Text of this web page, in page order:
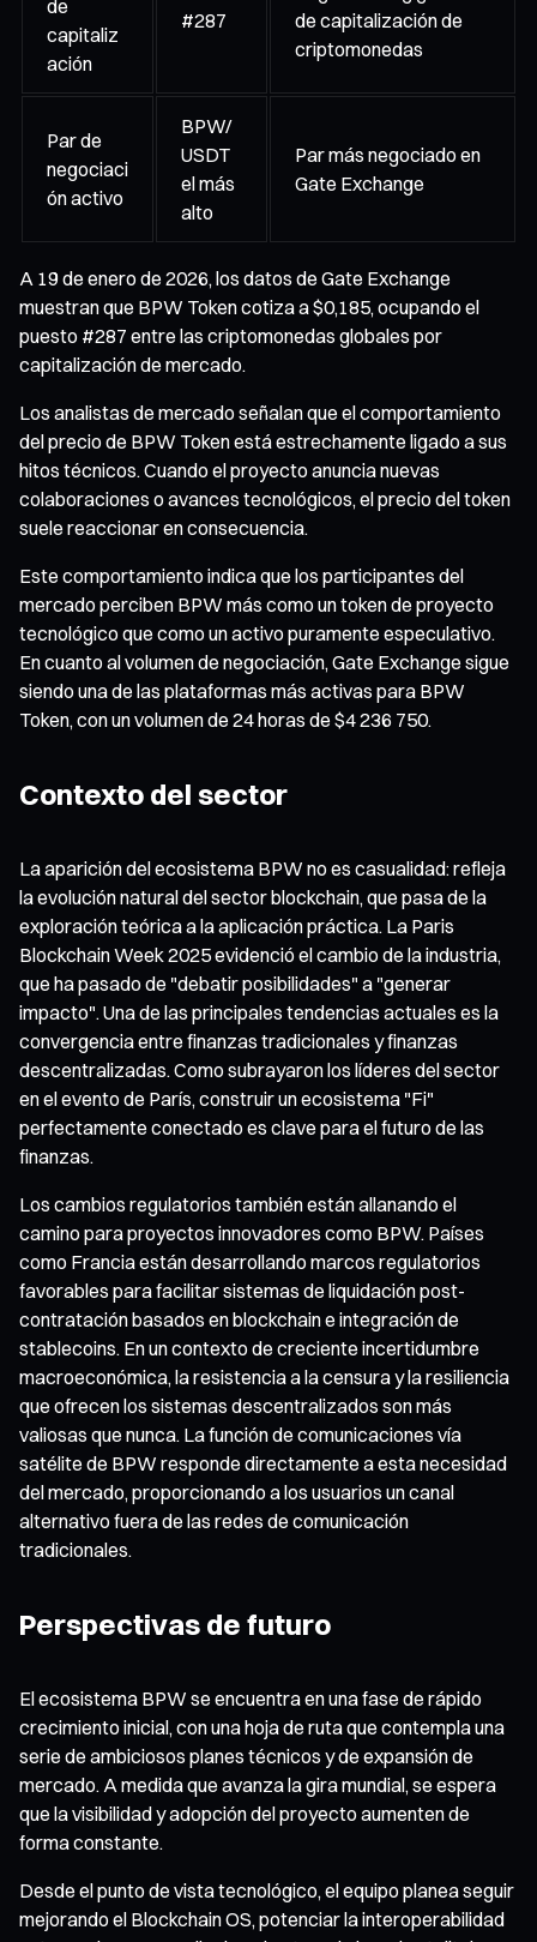
de
capitaliz
ación
#287
de capitalización de
criptomonedas
Par de
negociaci
ón activo
BPW/
USDT
el más
alto
Par más negociado en
Gate Exchange
A 19 de enero de 2026, los datos de Gate Exchange
muestran que BPW Token cotiza a $0,185, ocupando el
puesto #287 entre las criptomonedas globales por
capitalización de mercado.
Los analistas de mercado señalan que el comportamiento
del precio de BPW Token está estrechamente ligado a sus
hitos técnicos. Cuando el proyecto anuncia nuevas
colaboraciones o avances tecnológicos, el precio del token
suele reaccionar en consecuencia.
Este comportamiento indica que los participantes del
mercado perciben BPW más como un token de proyecto
tecnológico que como un activo puramente especulativo.
En cuanto al volumen de negociación, Gate Exchange sigue
siendo una de las plataformas más activas para BPW
Token, con un volumen de 24 horas de $4 236 750.
Contexto del sector
La aparición del ecosistema BPW no es casualidad: refleja
la evolución natural del sector blockchain, que pasa de la
exploración teórica a la aplicación práctica. La Paris
Blockchain Week 2025 evidenció el cambio de la industria,
que ha pasado de "debatir posibilidades" a "generar
impacto". Una de las principales tendencias actuales es la
convergencia entre finanzas tradicionales y finanzas
descentralizadas. Como subrayaron los líderes del sector
en el evento de París, construir un ecosistema "Fi"
perfectamente conectado es clave para el futuro de las
finanzas.
Los cambios regulatorios también están allanando el
camino para proyectos innovadores como BPW. Países
como Francia están desarrollando marcos regulatorios
favorables para facilitar sistemas de liquidación post-
contratación basados en blockchain e integración de
stablecoins. En un contexto de creciente incertidumbre
macroeconómica, la resistencia a la censura y la resiliencia
que ofrecen los sistemas descentralizados son más
valiosas que nunca. La función de comunicaciones vía
satélite de BPW responde directamente a esta necesidad
del mercado, proporcionando a los usuarios un canal
alternativo fuera de las redes de comunicación
tradicionales.
Perspectivas de futuro
El ecosistema BPW se encuentra en una fase de rápido
crecimiento inicial, con una hoja de ruta que contempla una
serie de ambiciosos planes técnicos y de expansión de
mercado. A medida que avanza la gira mundial, se espera
que la visibilidad y adopción del proyecto aumenten de
forma constante.
Desde el punto de vista tecnológico, el equipo planea seguir
mejorando el Blockchain OS, potenciar la interoperabilidad